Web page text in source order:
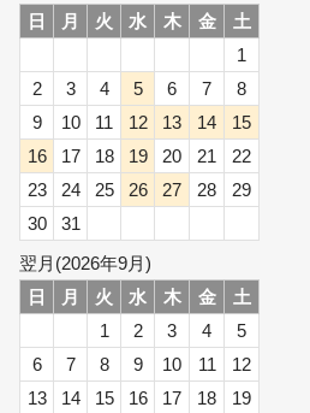
日
月 火 水 木 金
土
1
2
3 4 5 6 7
8
9
10 11 12 13 14
15
16
17 18 19 20 21
22
23
24 25 26 27 28
29
30
31
翌月(2026年9月)
日
月 火 水 木 金
土
1
2 3 4
5
6
7 8 9 10 11
12
13
14 15 16 17 18 19